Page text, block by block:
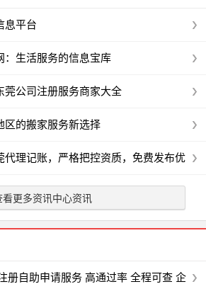
息平台
：生活服务的信息宝库
莞公司注册服务商家大全
区的搬家服务新选择
代理记账，严格把控资质，免费发布优
看更多资讯中心资讯
册自助申请服务 高通过率 全程可查 企